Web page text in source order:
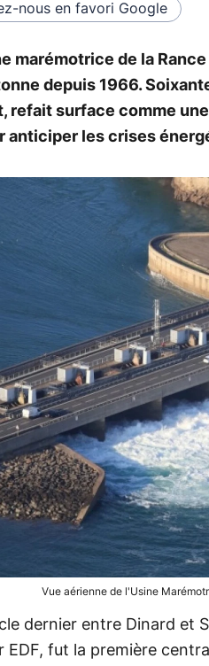
nous en favori Google
marémotrice de la
depuis 1966.
refait surface comme
anticiper les crises
Vue aérienne de l'Usine
dernier entre Dinard et
EDF, fut la première